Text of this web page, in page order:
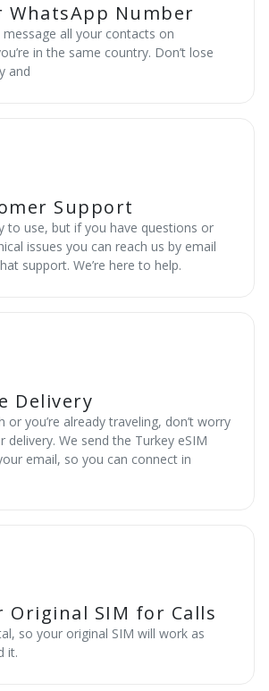
WhatsApp Number
message all your contacts on
in the same country. Don’t lose
and
Support
to use, but if you have questions or
issues you can reach us by email
support. We’re here to help.
Delivery
or you’re already traveling, don’t worry
delivery. We send the Turkey eSIM
email, so you can connect in
Original SIM for Calls
so your original SIM will work as
it.